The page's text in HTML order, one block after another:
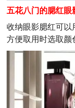
五花八门的腮红眼
收纳眼影腮红可以
方便取用时选取颜